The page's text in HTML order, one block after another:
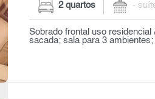
2 quartos -
Sobrado frontal uso
sacada; sala para 3